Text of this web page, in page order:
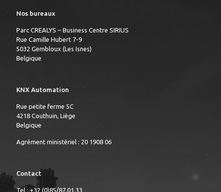
Nos bureaux
Parc CREALYS – Business Centre SIRIUS
Rue Camille Hubert 7-9
5032 Gembloux (Les Isnes)
Belgique
KNX Automation
Rue petite ferme 5C
4218 Couthuin, Liège
Belgique
Agrément ministériel : 20 1908 06
Contact
Tel : +32 (0)85/87.01.33